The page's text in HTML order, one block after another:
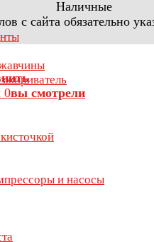
и насосы
с сайта обязательно
0вы смотрели